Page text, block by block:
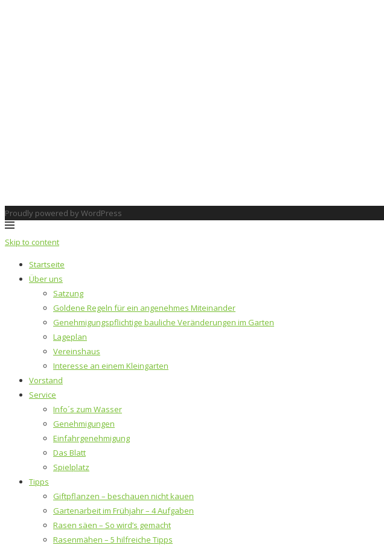
Proudly powered by WordPress
Skip to content
Startseite
Über uns
Satzung
Goldene Regeln für ein angenehmes Miteinander
Genehmigungspflichtige bauliche Veränderungen im Garten
Lageplan
Vereinshaus
Interesse an einem Kleingarten
Vorstand
Service
Info´s zum Wasser
Genehmigungen
Einfahrgenehmigung
Das Blatt
Spielplatz
Tipps
Giftpflanzen – beschauen nicht kauen
Gartenarbeit im Frühjahr – 4 Aufgaben
Rasen säen – So wird’s gemacht
Rasenmähen – 5 hilfreiche Tipps